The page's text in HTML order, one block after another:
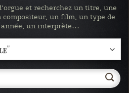
et recherchez un titre, une
un film, un type de
année, un interprète…